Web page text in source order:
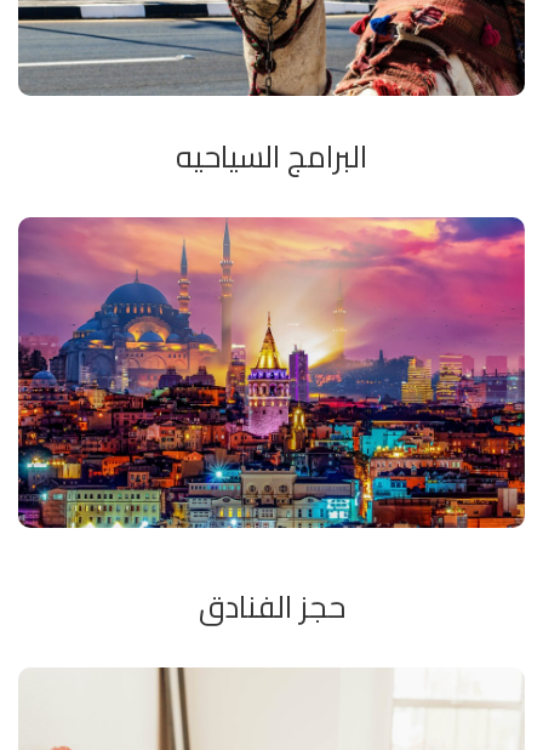
البرامج السياحيه
لدينا برامج طوال العام لكافه الأذواق و القدرات حيث أنها تشمل
رحلات اليوم الواحد و رحلات عطله نهايه الأسبوع و رحلات
أسبوعيه. هذه الرحلات ليست مقيده المده إذ أنكم يمكنكم
إضافه أو حذف ليالى أو زيارات ، فنحن نطوع أنفسنا و برامجنا و فقا
لرغباتكم. من ناحيه أخرى نقدم لكم الرحلات النوعيه مثل رحلات
المشتروات و كره القدم و التزحلق على الجليد و التذوق والرحلات
الثقاقيه .
حجز الفنادق